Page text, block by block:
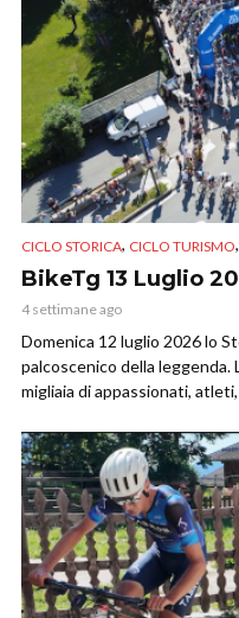
CICLO STORICA, CICLO TURISMO,
BikeTg 13 Luglio
4 settimane ago
Domenica 12 luglio 2026 lo
palcoscenico della leggenda.
migliaia di appassionati,